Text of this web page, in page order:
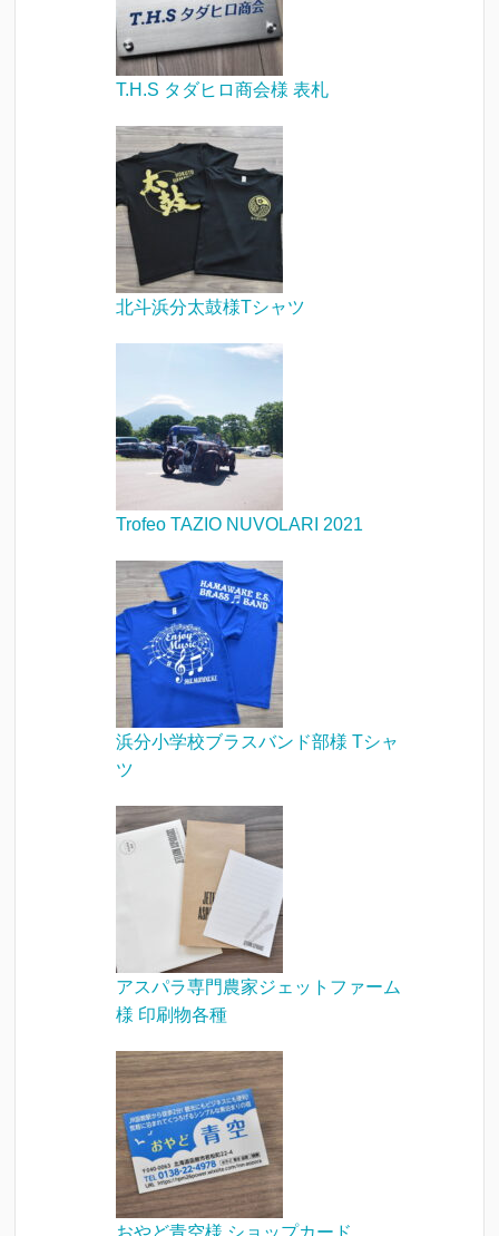
T.H.S タダヒロ商会様 表札
北斗浜分太鼓様Tシャツ
Trofeo TAZIO NUVOLARI 2021
浜分小学校ブラスバンド部様 Tシャ
ツ
アスパラ専門農家ジェットファーム
様 印刷物各種